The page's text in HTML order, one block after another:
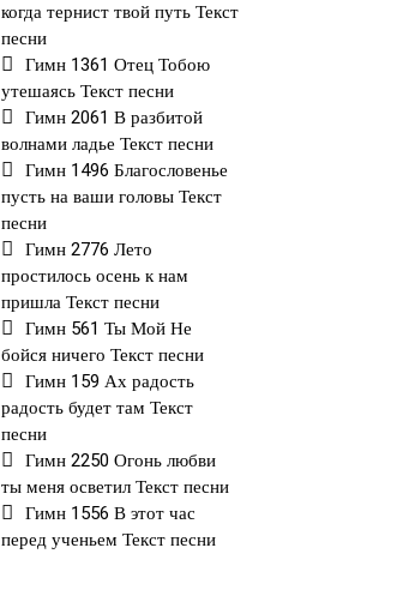
когда тернист твой путь Текст
песни
Гимн 1361 Отец Тобою
утешаясь Текст песни
Гимн 2061 В разбитой
волнами ладье Текст песни
Гимн 1496 Благословенье
пусть на ваши головы Текст
песни
Гимн 2776 Лето
простилось осень к нам
пришла Текст песни
Гимн 561 Ты Мой Не
бойся ничего Текст песни
Гимн 159 Ах радость
радость будет там Текст
песни
Гимн 2250 Огонь любви
ты меня осветил Текст песни
Гимн 1556 В этот час
перед ученьем Текст песни